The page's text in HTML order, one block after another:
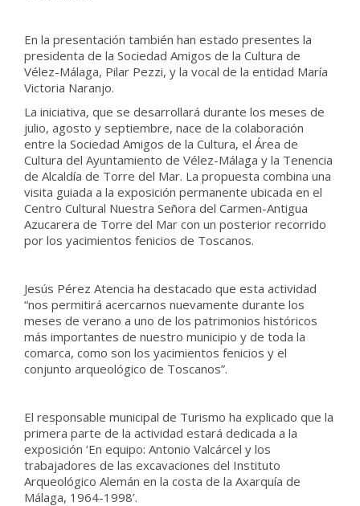
En la presentación también han estado presentes la
presidenta de la Sociedad Amigos de la Cultura de
Vélez-Málaga, Pilar Pezzi, y la vocal de la entidad María
Victoria Naranjo.
La iniciativa, que se desarrollará durante los meses de
julio, agosto y septiembre, nace de la colaboración
entre la Sociedad Amigos de la Cultura, el Área de
Cultura del Ayuntamiento de Vélez-Málaga y la Tenencia
de Alcaldía de Torre del Mar. La propuesta combina una
visita guiada a la exposición permanente ubicada en el
Centro Cultural Nuestra Señora del Carmen-Antigua
Azucarera de Torre del Mar con un posterior recorrido
por los yacimientos fenicios de Toscanos.
Jesús Pérez Atencia ha destacado que esta actividad
“nos permitirá acercarnos nuevamente durante los
meses de verano a uno de los patrimonios históricos
más importantes de nuestro municipio y de toda la
comarca, como son los yacimientos fenicios y el
conjunto arqueológico de Toscanos”.
El responsable municipal de Turismo ha explicado que la
primera parte de la actividad estará dedicada a la
exposición ‘En equipo: Antonio Valcárcel y los
trabajadores de las excavaciones del Instituto
Arqueológico Alemán en la costa de la Axarquía de
Málaga, 1964-1998’.